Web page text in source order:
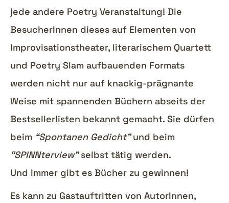
jede andere Poetry Veranstaltung! Die
BesucherInnen dieses auf Elementen von
Improvisationstheater, literarischem Quartett
und Poetry Slam aufbauenden Formats
werden nicht nur auf knackig-prägnante
Weise mit spannenden Büchern abseits der
Bestsellerlisten bekannt gemacht. Sie dürfen
beim “Spontanen Gedicht”und beim
“SPINNterview”selbst tätig werden.
Und immer gibt es Bücher zu gewinnen!
Es kann zu Gastauftritten von AutorInnen,